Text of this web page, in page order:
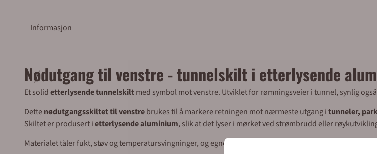
Informasjon
Nødutgang til venstre - tunnelskilt i etterlysende
Et solidetterlysende tunnelskiltmed symbol mot venstre. Utviklet for rømningsveier i tunnel, synlig
Dettenødutgangsskiltet til venstrebrukes til å markere retningen mot nærmeste utgang itunneler,
Skiltet er produsert ietterlysende aluminium, slik at det lyser i mørket ved strømbrudd eller
Materialet tåler fukt, støv og temperatursvingninger, og egner seg for både